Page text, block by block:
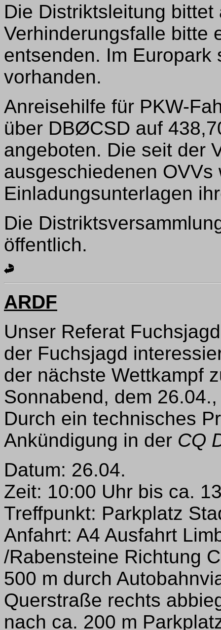
Die Distriktsleitung
Verhinderungsfalle bitte
entsenden. Im
vorhanden.
Anreisehilfe für PKW-
über DBØCSD auf
angeboten. Die seit der
ausgeschiedenen
Einladungsunterlagen
Die
öffentlich.
ARDF
Unser Referat
der Fuchsjagd
der nächste Wettkampf
Sonnabend, dem
Durch ein technisches
Ankündigung in der CQ
Datum: 26.04.
Zeit: 10:00 Uhr bis ca.
Treffpunkt: Parkplatz
Anfahrt: A4 Ausfahrt
/Rabensteine Richtung
500 m durch
Querstraße rechts
nach ca. 200 m